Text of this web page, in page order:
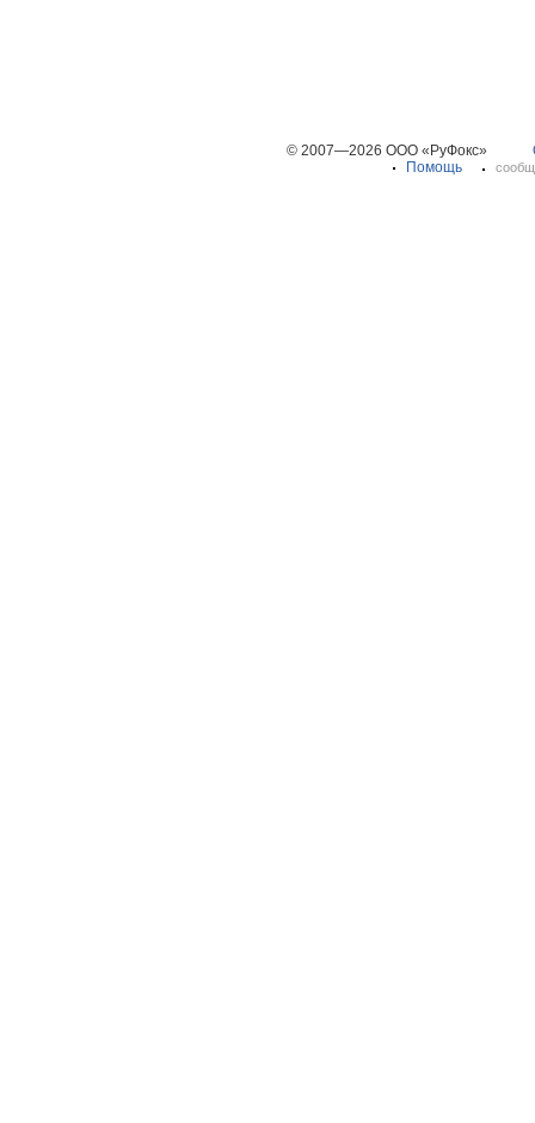
© 2007—2026 ООО «РуФокс»
Помощь